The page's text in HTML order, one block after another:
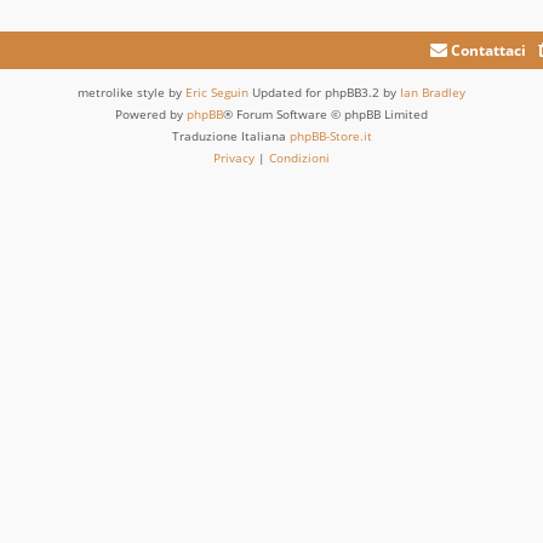
Contattaci
metrolike style by Eric Seguin Updated for phpBB3.2 by Ian Bradley
Powered by phpBB® Forum Software © phpBB Limited
Traduzione Italiana phpBB-Store.it
Privacy | Condizioni